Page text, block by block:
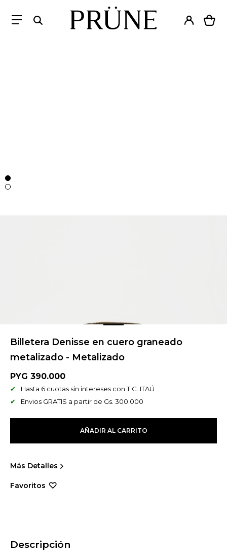
Billetera Denisse en cuero graneado
metalizado - Metalizado
PYG 390.000
Hasta 6 cuotas sin intereses con T.C. ITAÚ
Envios GRATIS a partir de Gs. 300.000
AÑADIR AL CARRITO
Más Detalles
Descripción